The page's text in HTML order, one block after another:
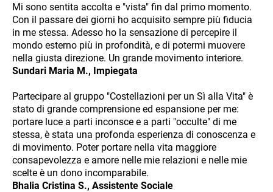
Mi sono sentita accolta e "vista" fin dal primo momento.
Con il passare dei giorni ho acquisito sempre più fiducia
in me stessa. Adesso ho la sensazione di percepire il
mondo esterno più in profondità, e di potermi muovere
nella giusta direzione. Un grande movimento interiore.
Sundari Maria M., Impiegata
Partecipare al gruppo "Costellazioni per un Sì alla Vita" è
stato di grande comprensione ed espansione per me:
portare luce a parti inconsce e a parti "occulte" di me
stessa, è stata una profonda esperienza di conoscenza e
di movimento. Poter portare nella vita maggiore
consapevolezza e amore nelle mie relazioni e nelle mie
scelte è un dono incomparabile.
Bhalia Cristina S., Assistente Sociale